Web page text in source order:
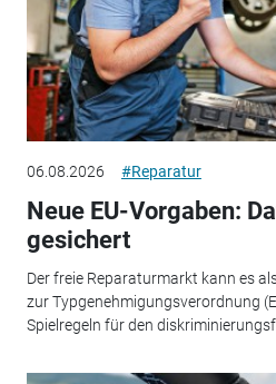
06.08.2026 #Reparatur
Neue EU-Vorgaben:
gesichert
Der freie Reparaturmarkt kann es
zur Typgenehmigungsverordnung
Spielregeln für den